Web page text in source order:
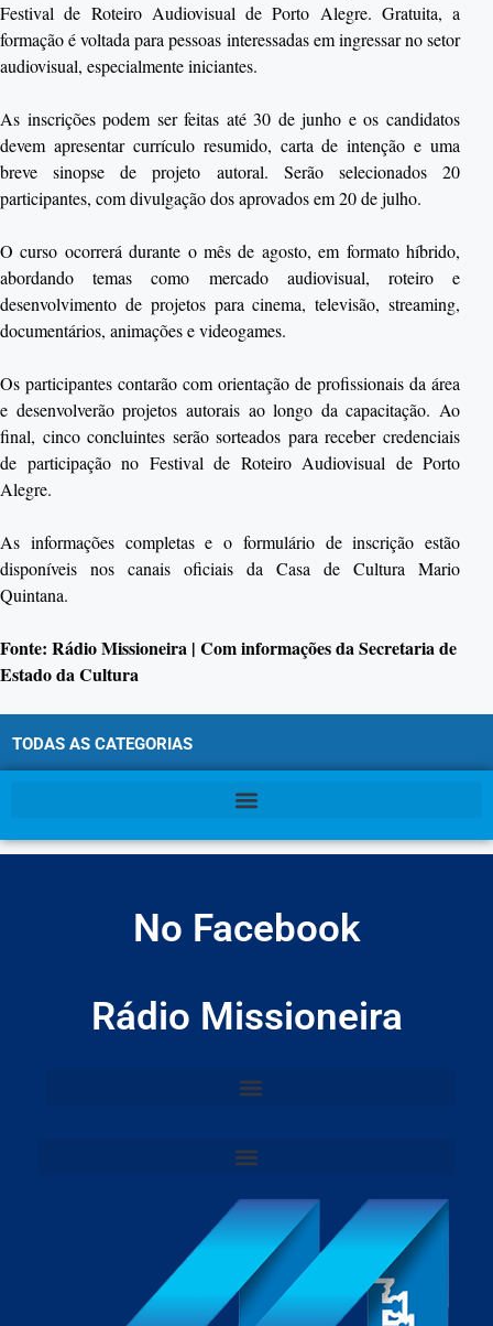
Festival de Roteiro Audiovisual de Porto Alegre. Gratuita, a
formação é voltada para pessoas interessadas em ingressar no setor
audiovisual, especialmente iniciantes.
As inscrições podem ser feitas até 30 de junho e os candidatos
devem apresentar currículo resumido, carta de intenção e uma
breve sinopse de projeto autoral. Serão selecionados 20
participantes, com divulgação dos aprovados em 20 de julho.
O curso ocorrerá durante o mês de agosto, em formato híbrido,
abordando temas como mercado audiovisual, roteiro e
desenvolvimento de projetos para cinema, televisão, streaming,
documentários, animações e videogames.
Os participantes contarão com orientação de profissionais da área
e desenvolverão projetos autorais ao longo da capacitação. Ao
final, cinco concluintes serão sorteados para receber credenciais
de participação no Festival de Roteiro Audiovisual de Porto
Alegre.
As informações completas e o formulário de inscrição estão
disponíveis nos canais oficiais da Casa de Cultura Mario
Quintana.
Fonte: Rádio Missioneira | Com informações da Secretaria de
Estado da Cultura
TODAS AS CATEGORIAS
No Facebook
Rádio Missioneira